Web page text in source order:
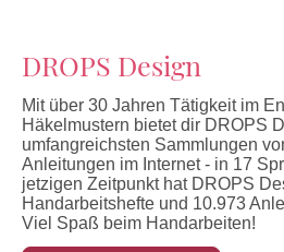
DROPS Design
Mit über 30 Jahren Tätigkeit im
Häkelmustern bietet dir DROPS
umfangreichsten Sammlungen
Anleitungen im Internet - in 17
jetzigen Zeitpunkt hat DROPS
Handarbeitshefte und 10.973
Viel Spaß beim Handarbeiten!